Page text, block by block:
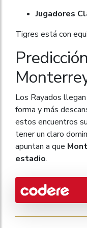
Jugadores
Tigres está con
Los Rayados
forma y más
estos encuentros
tener un claro
apuntan a que
estadio.